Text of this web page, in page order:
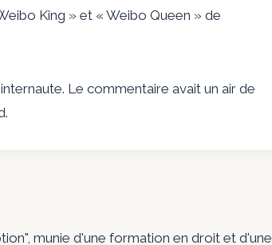
King » et « Weibo Queen » de
Le commentaire avait un air de
munie d'une formation en droit et d'une